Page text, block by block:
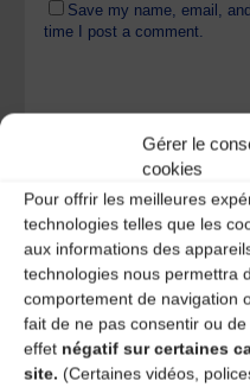
Gérer le
cookies
Pour offrir les meilleures
technologies telles que les
aux informations des
technologies nous permettra
comportement de navigation
fait de ne pas consentir ou
effet négatif sur certaines
site. (Certaines vidéos,
Save my name, email,
time I post a comment.
Ce site utilise Akismet
savoir plus sur la façon
commentaires sont traitées
A